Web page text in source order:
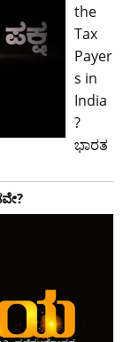
the
Tax
Payer
s in
India
?
ಭಾರತ